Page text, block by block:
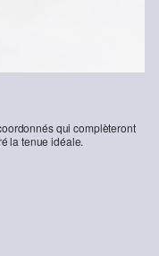
qui complèteront
la tenue idéale.